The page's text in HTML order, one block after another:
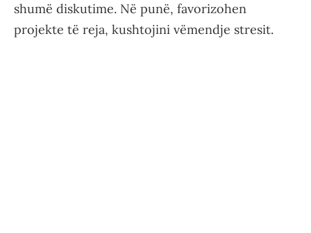
shumë diskutime. Në punë, favorizohen
projekte të reja, kushtojini vëmendje stresit.